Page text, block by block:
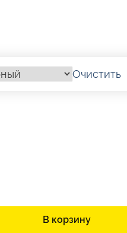
Очистить
В корзину